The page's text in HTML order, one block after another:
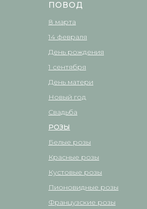
ПОВОД
8 марта
14 февраля
День рождения
1 сентября
День матери
Новый год
Свадьба
РОЗЫ
Белые розы
Красные розы
Кустовые розы
Пионовидные розы
Французские розы